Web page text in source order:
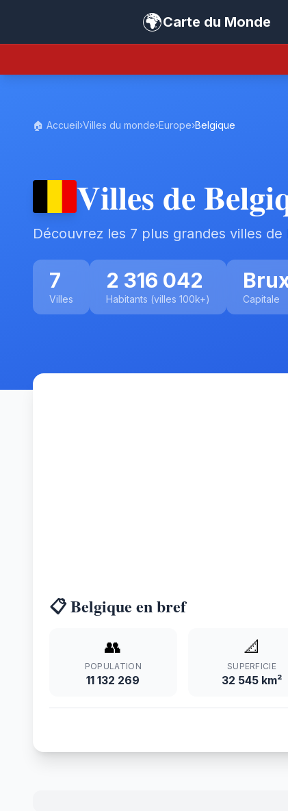
🌍Carte du Monde
🏠 Accueil›Villes du monde›Europe›Belgique
Villes de
Découvrez les 7 plus grandes villes de
7
Villes
2 316 042
Habitants (villes 100k+) Capitale
📋 Belgique en bref
👥
POPULATION
11 132 269
📐
SUPERFICIE
32 545 km²